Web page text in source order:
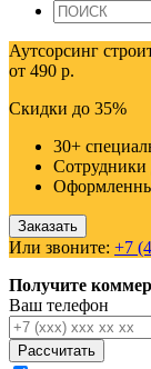
Аутсорсинг
от 490 р.
Скидки до 35%
30+
Сотрудники
Заказать
Или звоните: +7
Получите
Ваш телефон
Рассчитать